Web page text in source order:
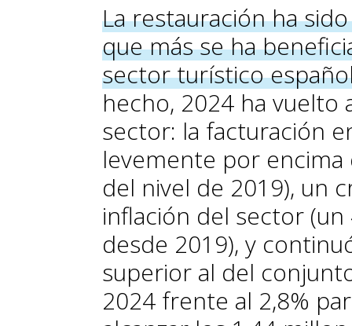
La restauración ha
que más se ha
sector turístico
hecho, 2024 ha vuelto
sector: la facturación
levemente por
del nivel de 2019), un
inflación del sector
desde 2019), y
superior al del
2024 frente al 2,8%